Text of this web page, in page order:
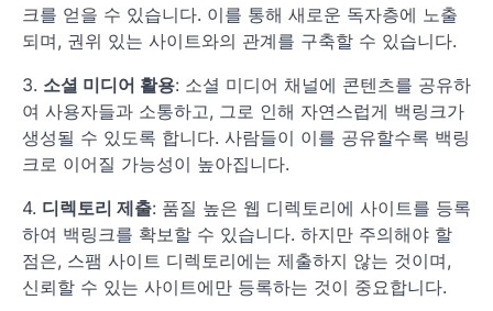
크를 얻을 수 있습니다. 이를 통해 새로운 독자층에 노출
되며, 권위 있는 사이트와의 관계를 구축할 수 있습니다.
3. 소셜 미디어 활용: 소셜 미디어 채널에 콘텐츠를 공유하
여 사용자들과 소통하고, 그로 인해 자연스럽게 백링크가
생성될 수 있도록 합니다. 사람들이 이를 공유할수록 백링
크로 이어질 가능성이 높아집니다.
4. 디렉토리 제출: 품질 높은 웹 디렉토리에 사이트를 등록
하여 백링크를 확보할 수 있습니다. 하지만 주의해야 할
점은, 스팸 사이트 디렉토리에는 제출하지 않는 것이며,
신뢰할 수 있는 사이트에만 등록하는 것이 중요합니다.